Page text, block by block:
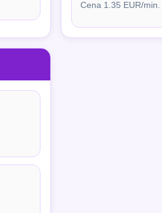
Cena 1.35 EUR/min.